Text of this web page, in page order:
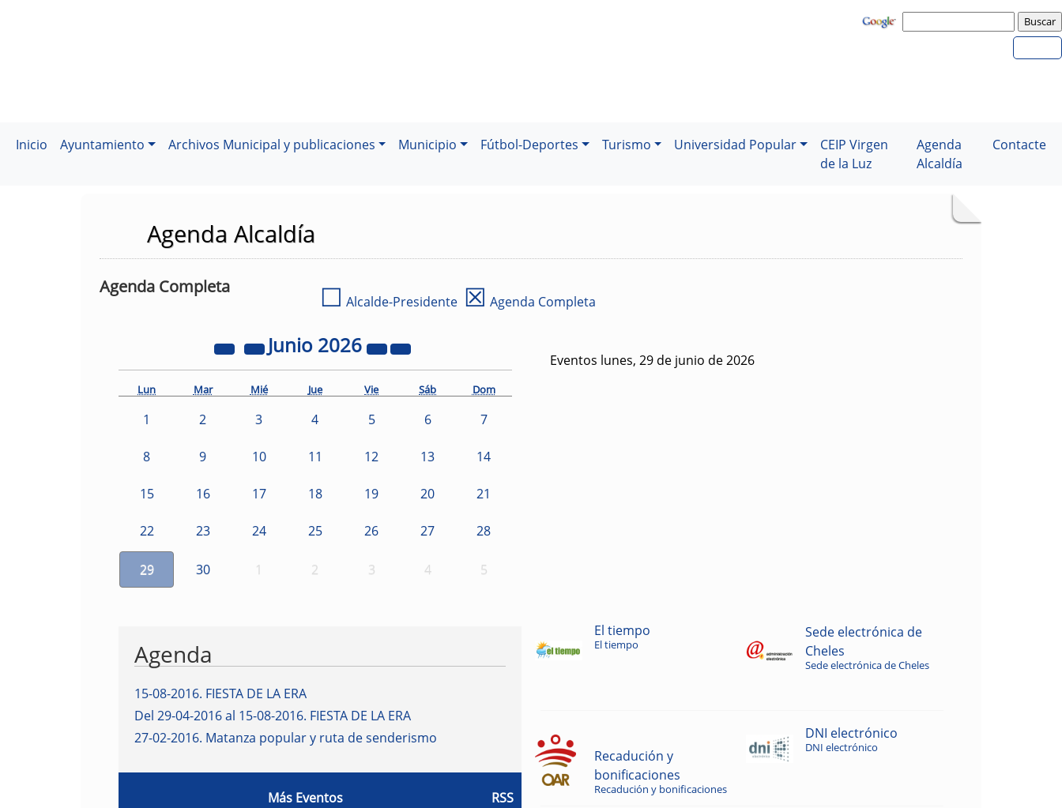
Inicio Ayuntamiento Archivos Municipal y publicaciones Municipio Fútbol-Deportes Turismo Universidad Popular
CEIP Virgen
de la Luz
Agenda
Alcaldía
Contacte
Agenda Alcaldía
Agenda Completa ☐ Alcalde-Presidente ☒ Agenda Completa
Junio 2026
Lun Mar Mié Jue Vie Sáb Dom
1 2 3 4 5 6 7
8 9 10 11 12 13 14
15 16 17 18 19 20 21
22 23 24 25 26 27 28
29 30 1 2 3 4 5
Eventos lunes, 29 de junio de 2026
Agenda
15-08-2016. FIESTA DE LA ERA
Del 29-04-2016 al 15-08-2016. FIESTA DE LA ERA
27-02-2016. Matanza popular y ruta de senderismo
Más Eventos RSS
El tiempo
El tiempo
Sede electrónica de
Cheles
Sede electrónica de Cheles
Recadución y
bonificaciones
Recadución y bonificaciones
DNI electrónico
DNI electrónico